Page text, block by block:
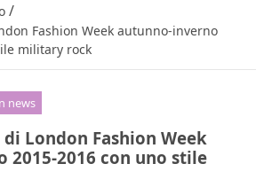
/
Fashion Week autunno-inverno
military rock
news
London Fashion Week
2015-2016 con uno stile